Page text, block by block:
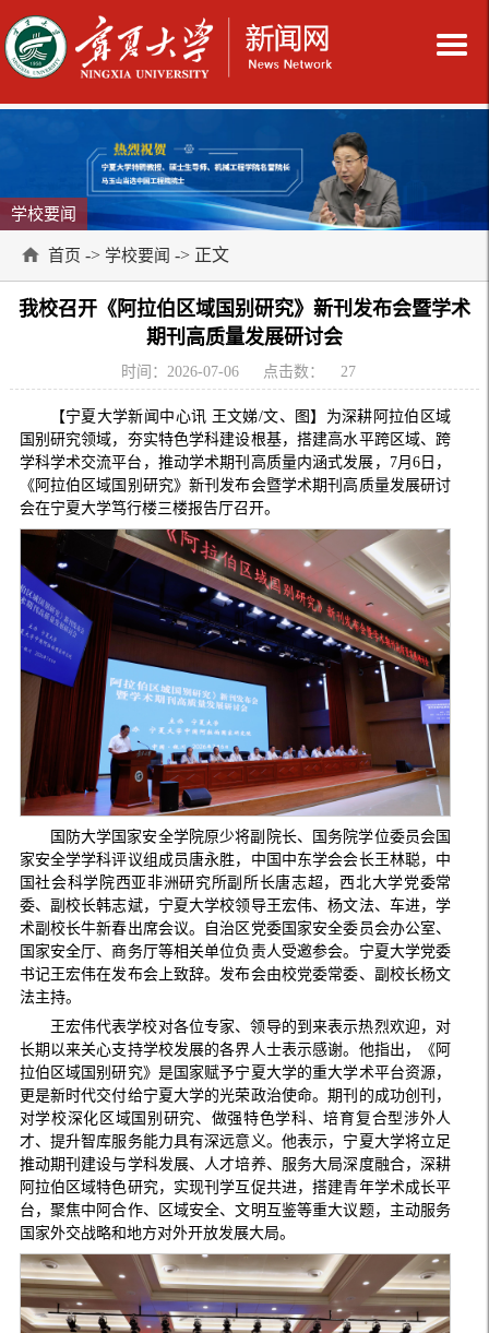
学校要闻
首页 -> 学校要闻 -> 正文
我校召开《阿拉伯区域国别研究》新刊发布会暨学术
期刊高质量发展研讨会
时间：2026-07-06 点击数： 27
【宁夏大学新闻中心讯 王文娣/文、图】为深耕阿拉伯区域
国别研究领域，夯实特色学科建设根基，搭建高水平跨区域、跨
学科学术交流平台，推动学术期刊高质量内涵式发展，7月6日，
《阿拉伯区域国别研究》新刊发布会暨学术期刊高质量发展研讨
会在宁夏大学笃行楼三楼报告厅召开。
国防大学国家安全学院原少将副院长、国务院学位委员会国
家安全学学科评议组成员唐永胜，中国中东学会会长王林聪，中
国社会科学院西亚非洲研究所副所长唐志超，西北大学党委常
委、副校长韩志斌，宁夏大学校领导王宏伟、杨文法、车进，学
术副校长牛新春出席会议。自治区党委国家安全委员会办公室、
国家安全厅、商务厅等相关单位负责人受邀参会。宁夏大学党委
书记王宏伟在发布会上致辞。发布会由校党委常委、副校长杨文
法主持。
王宏伟代表学校对各位专家、领导的到来表示热烈欢迎，对
长期以来关心支持学校发展的各界人士表示感谢。他指出，《阿
拉伯区域国别研究》是国家赋予宁夏大学的重大学术平台资源，
更是新时代交付给宁夏大学的光荣政治使命。期刊的成功创刊，
对学校深化区域国别研究、做强特色学科、培育复合型涉外人
才、提升智库服务能力具有深远意义。他表示，宁夏大学将立足
推动期刊建设与学科发展、人才培养、服务大局深度融合，深耕
阿拉伯区域特色研究，实现刊学互促共进，搭建青年学术成长平
台，聚焦中阿合作、区域安全、文明互鉴等重大议题，主动服务
国家外交战略和地方对外开放发展大局。